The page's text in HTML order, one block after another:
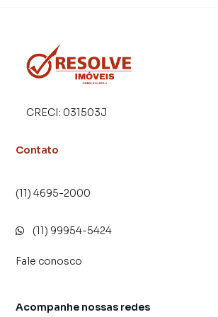
atendimento preparada para atender
inquilinos.
CRECI: 031503J
Contato
(11) 4695-2000
(11) 99954-5424
Fale conosco
Acompanhe nossas redes